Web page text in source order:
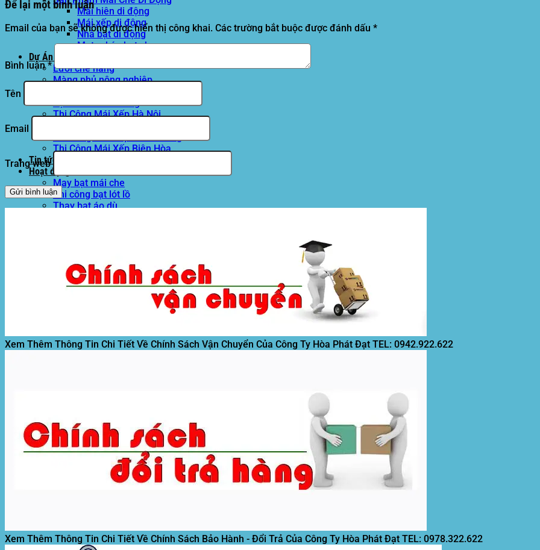
Mái hiên di động
Mái xếp di động
Nhà bạt di động
Motor kéo bạt che
Dự Án Hòa Phát Đạt
Lưới che nắng
Màng phủ nông nghiệp
Bạt Kéo Sân Trường
Thi Công Mái Xếp Hà Nội
Thi Công Mái Xếp Bình Dương
Thi Công Mái Xếp Biên Hòa
Tin tức
Hoạt động
May bạt mái che
Thi công bạt lót lồ
Thay bạt áo dù
Tìm
kiếm:
Để lại một bình luận
Email của bạn sẽ không được hiển thị công khai. Các trường bắt buộc được đánh dấu *
Bình luận*
Tên
Email
Trang web
Xem Thêm Thông Tin Chi Tiết Về Chính Sách Vận Chuyển Của Công Ty Hòa Phát Đạt TEL: 0942.922.622
Xem Thêm Thông Tin Chi Tiết Về Chính Sách Bảo Hành - Đổi Trả Của Công Ty Hòa Phát Đạt TEL: 0978.322.622